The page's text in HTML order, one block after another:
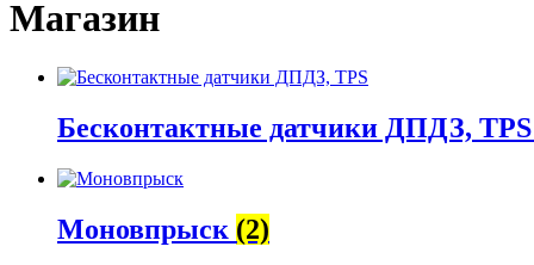
Магазин
Бесконтактные датчики ДПДЗ, TPS
Моновпрыск (2)